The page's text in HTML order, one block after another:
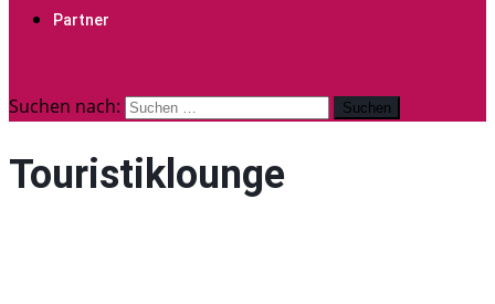
Partner
Suchen nach:
Touristiklounge